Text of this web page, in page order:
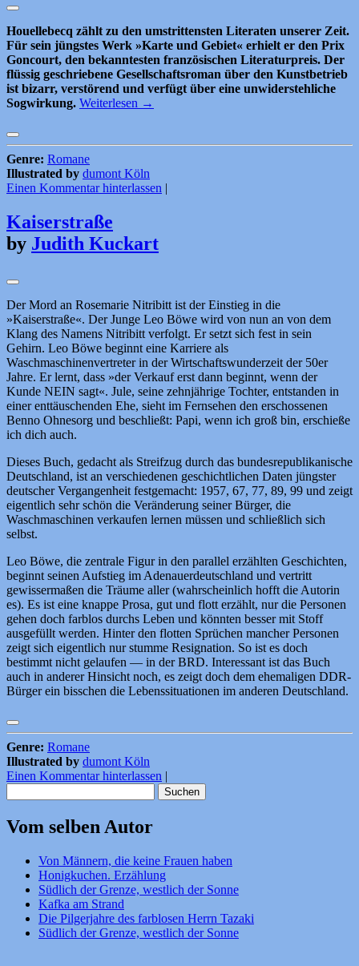
Houellebecq zählt zu den umstrittensten Literaten unserer Zeit.
Für sein jüngstes Werk »Karte und Gebiet« erhielt er den Prix
Goncourt, den bekanntesten französischen Literaturpreis. Der
flüssig geschriebene Gesellschaftsroman über den Kunstbetrieb
ist bizarr, verstörend und verfügt über eine unwiderstehliche
Sogwirkung. Weiterlesen →
Genre: Romane
Illustrated by dumont Köln
Einen Kommentar hinterlassen |
Kaiserstraße
by Judith Kuckart
Der Mord an Rosemarie Nitribitt ist der Einstieg in die
»Kaiserstraße«. Der Junge Leo Böwe wird von nun an von dem
Klang des Namens Nitribitt verfolgt. Er setzt sich fest in sein
Gehirn. Leo Böwe beginnt eine Karriere als
Waschmaschinenvertreter in der Wirtschaftswunderzeit der 50er
Jahre. Er lernt, dass »der Verkauf erst dann beginnt, wenn der
Kunde NEIN sagt«. Jule, seine zehnjährige Tochter, entstanden in
einer enttäuschenden Ehe, sieht im Fernsehen den erschossenen
Benno Ohnesorg und beschließt: Papi, wenn ich groß bin, erschieße
ich dich auch.
Dieses Buch, gedacht als Streifzug durch das bundesrepublikanische
Deutschland, ist an verschiedenen geschichtlichen Daten jüngster
deutscher Vergangenheit festgemacht: 1957, 67, 77, 89, 99 und zeigt
eigentlich sehr schön die Veränderung seiner Bürger, die
Waschmaschinen verkaufen lernen müssen und schließlich sich
selbst.
Leo Böwe, die zentrale Figur in den parallel erzählten Geschichten,
beginnt seinen Aufstieg im Adenauerdeutschland und vertritt
gewissermaßen die Träume aller (wahrscheinlich hofft die Autorin
es). Es ist eine knappe Prosa, gut und flott erzählt, nur die Personen
gehen doch farblos durchs Leben und könnten besser mit Stoff
ausgefüllt werden. Hinter den flotten Sprüchen mancher Personen
zeigt sich eigentlich nur stumme Resignation. So ist es doch
bestimmt nicht gelaufen — in der BRD. Interessant ist das Buch
auch in anderer Hinsicht noch, es zeigt doch dem ehemaligen DDR-
Bürger ein bisschen die Lebenssituationen im anderen Deutschland.
Genre: Romane
Illustrated by dumont Köln
Einen Kommentar hinterlassen |
nach:
Vom selben Autor
Von Männern, die keine Frauen haben
Honigkuchen. Erzählung
Südlich der Grenze, westlich der Sonne
Kafka am Strand
Die Pilgerjahre des farblosen Herrn Tazaki
Südlich der Grenze, westlich der Sonne